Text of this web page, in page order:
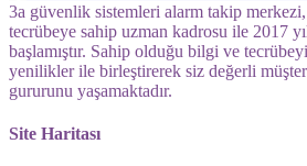
3a güvenlik sistemleri alarm takip merkezi,
tecrübeye sahip uzman kadrosu ile 2017
başlamıştır. Sahip olduğu bilgi ve
yenilikler ile birleştirerek siz değerli
gururunu yaşamaktadır.
Site Haritası